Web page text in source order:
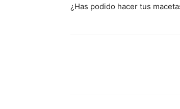
¿Has podido hacer tus